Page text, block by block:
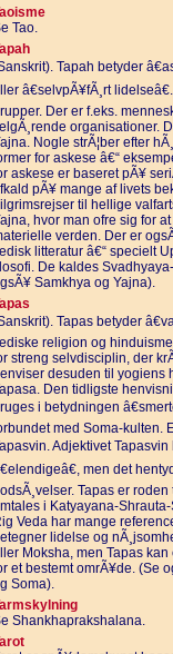
Tao.
Tapah betyder
â€selvpÃ¥fÃ¸rt
Der er f.eks.
organisationer.
Nogle strÃ¦ber efter
for askese â€“
askese er baseret pÃ¥
pÃ¥ mange af livets
til hellige
hvor man ofre sig for
verden. Der er
litteratur â€“ specielt
De kaldes
Samkhya og Yajna).
Tapas betyder
religion og
streng selvdisciplin, der
desuden til yogiens
Den tidligste
i betydningen
med Soma-kulten.
Adjektivet Tapasvin
men det
Tapas er
i Katyayana-
Veda har mange
lidelse og
Moksha, men Tapas kan
et bestemt omrÃ¥de. (Se
Soma).
Shankhaprakshalana.